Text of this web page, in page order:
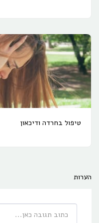
טיפול בחרדה ודיכאון
הערות